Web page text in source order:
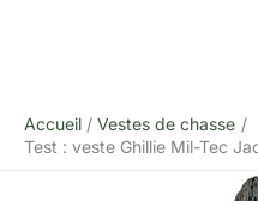
Accueil
Vestes de chasse
Test : veste Ghillie Mil-Tec